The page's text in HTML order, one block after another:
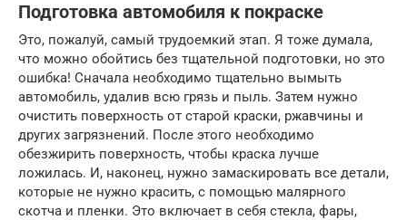
Подготовка автомобиля к покраске
Это, пожалуй, самый трудоемкий этап. Я тоже думала,
что можно обойтись без тщательной подготовки, но это
ошибка! Сначала необходимо тщательно вымыть
автомобиль, удалив всю грязь и пыль. Затем нужно
очистить поверхность от старой краски, ржавчины и
других загрязнений. После этого необходимо
обезжирить поверхность, чтобы краска лучше
ложилась. И, наконец, нужно замаскировать все детали,
которые не нужно красить, с помощью малярного
скотча и пленки. Это включает в себя стекла, фары,